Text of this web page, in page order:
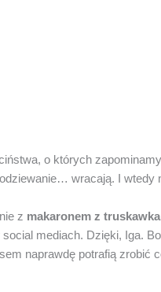
o których
wracają. I wtedy
z makaronem z
mediach. Dzięki, Iga.
naprawdę potrafią zrobić